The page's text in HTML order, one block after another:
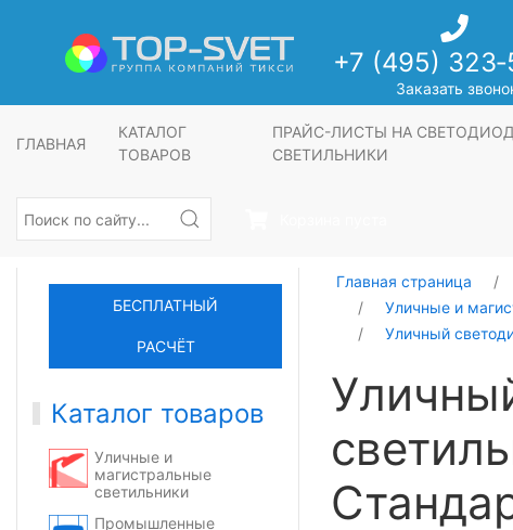
+7 (495)
Заказать
ГЛАВНАЯ
КАТАЛОГ
ТОВАРОВ
ПРАЙС-ЛИСТЫ НА
СВЕТИЛЬНИКИ
БЕСПЛАТНЫЙ
РАСЧЁТ
Каталог товаров
Уличные и
магистральные
светильники
Промышленные
Главная страница
Уличные и
Уличный